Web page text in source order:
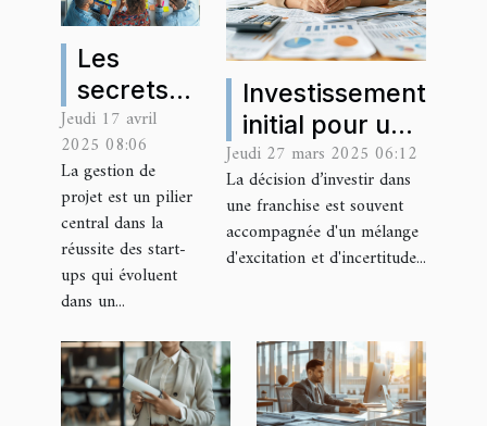
Les
secrets
des start-
ups pour
une
gestion
de projet
agile et
efficace
Jeudi 17 avril
2025 08:06
La gestion de
projet est un pilier
central dans la
réussite des start-
ups qui évoluent
dans un...
Investissement
initial pour une
franchise ce
que vous
devez savoir
avant de
Jeudi 27 mars 2025 06:12
La décision d’investir dans
une franchise est souvent
accompagnée d'un mélange
d'excitation et d'incertitude...